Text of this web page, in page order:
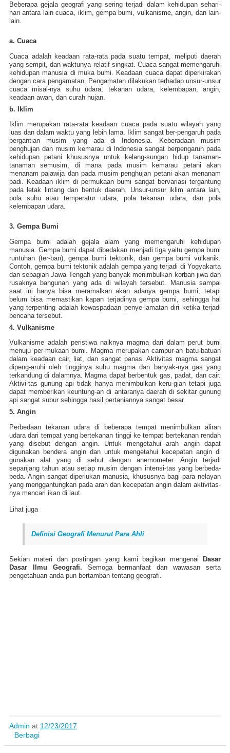
Beberapa gejala geografi yang sering terjadi dalam kehidupan sehari-
hari antara lain cuaca, iklim, gempa bumi, vulkanisme, angin, dan lain-
lain.
a. Cuaca
Cuaca adalah keadaan rata-rata pada suatu tempat, meliputi daerah
yang sempit, dan waktunya relatif singkat. Cuaca sangat memengaruhi
kehidupan manusia di muka bumi. Keadaan cuaca dapat diperkirakan
dengan cara pengamatan. Pengamatan dilakukan terhadap unsur-unsur
cuaca misal-nya suhu udara, tekanan udara, kelembapan, angin,
keadaan awan, dan curah hujan.
b. Iklim
Iklim merupakan rata-rata keadaan cuaca pada suatu wilayah yang
luas dan dalam waktu yang lebih lama. Iklim sangat ber-pengaruh pada
pergantian musim yang ada di Indonesia. Keberadaan musim
penghujan dan musim kemarau di Indonesia sangat berpengaruh pada
kehidupan petani khususnya untuk kelang-sungan hidup tanaman-
tanaman semusim, di mana pada musim kemarau petani akan
menanam palawija dan pada musim penghujan petani akan menanam
padi. Keadaan iklim di permukaan bumi sangat bervariasi tergantung
pada letak lintang dan bentuk daerah. Unsur-unsur iklim antara lain,
pola suhu atau temperatur udara, pola tekanan udara, dan pola
kelembapan udara.
3. Gempa Bumi
Gempa bumi adalah gejala alam yang memengaruhi kehidupan
manusia. Gempa bumi dapat dibedakan menjadi tiga yaitu gempa bumi
runtuhan (ter-ban), gempa bumi tektonik, dan gempa bumi vulkanik.
Contoh, gempa bumi tektonik adalah gempa yang terjadi di Yogyakarta
dan sebagian Jawa Tengah yang banyak menimbulkan korban jiwa dan
rusaknya bangunan yang ada di wilayah tersebut. Manusia sampai
saat ini hanya bisa meramalkan akan adanya gempa bumi, tetapi
belum bisa memastikan kapan terjadinya gempa bumi, sehingga hal
yang terpenting adalah kewaspadaan penye-lamatan diri ketika terjadi
bencana tersebut.
4. Vulkanisme
Vulkanisme adalah peristiwa naiknya magma dari dalam perut bumi
menuju per-mukaan bumi. Magma merupakan campur-an batu-batuan
dalam keadaan cair, liat, dan sangat panas. Aktivitas magma sangat
dipeng-aruhi oleh tingginya suhu magma dan banyak-nya gas yang
terkandung di dalamnya. Magma dapat berbentuk gas, padat, dan cair.
Aktivi-tas gunung api tidak hanya menimbulkan keru-gian tetapi juga
dapat memberikan keuntung-an di antaranya daerah di sekitar gunung
api sangat subur sehingga hasil pertaniannya sangat besar.
5. Angin
Perbedaan tekanan udara di beberapa tempat menimbulkan aliran
udara dari tempat yang bertekanan tinggi ke tempat bertekanan rendah
yang disebut dengan angin. Untuk mengetahui arah angin dapat
digunakan bendera angin dan untuk mengetahui kecepatan angin di
gunakan alat yang di sebut dengan anemometer. Angin terjadi
sepanjang tahun atau setiap musim dengan intensi-tas yang berbeda-
beda. Angin sangat diperlukan manusia, khususnya bagi para nelayan
yang menggantungkan pada arah dan kecepatan angin dalam aktivitas-
nya mencari ikan di laut.
Lihat juga
Definisi Geografi Menurut Para Ahli
Sekian materi dan postingan yang kami bagikan mengenai Dasar
Dasar Ilmu Geografi. Semoga bermanfaat dan wawasan serta
pengetahuan anda pun bertambah tentang geografi.
Admin at 12/23/2017
Berbagi